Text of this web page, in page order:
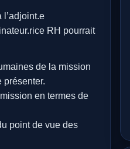
RH pourrait
de la mission
présenter.
en termes de
point de vue des